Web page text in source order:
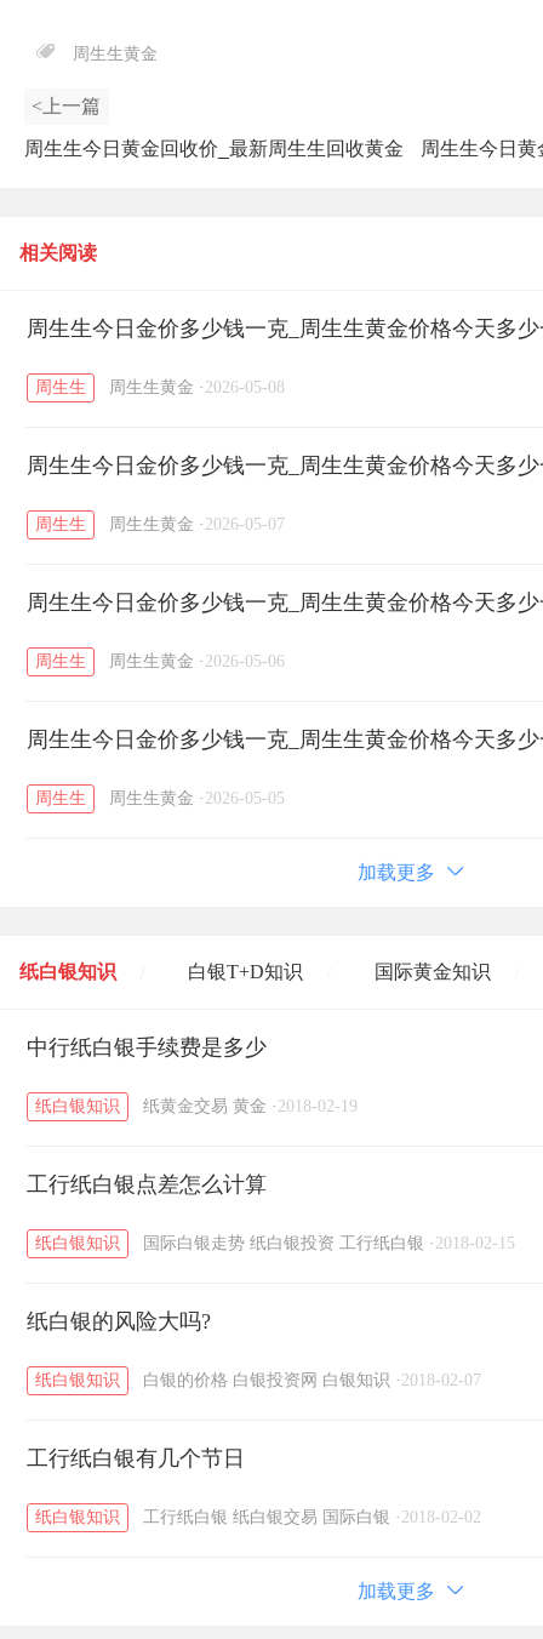
周生生黄金
<上一篇
周生生今日黄金回收价_最新周生生回收黄金 周生生今日
相关阅读
周生生今日金价多少钱一克_周生生黄金价格今天多
周生生 周生生黄金 · 2026-05-08
周生生今日金价多少钱一克_周生生黄金价格今天多
周生生 周生生黄金 · 2026-05-07
周生生今日金价多少钱一克_周生生黄金价格今天多
周生生 周生生黄金 · 2026-05-06
周生生今日金价多少钱一克_周生生黄金价格今天多
周生生 周生生黄金 · 2026-05-05
加载更多
纸白银知识 白银T+D知识 国际黄金知识
黄金T+D知识 / 粤贵银知识
中行纸白银手续费是多少
纸白银知识 纸黄金交易 黄金 · 2018-02-19
工行纸白银点差怎么计算
纸白银知识 国际白银走势 纸白银投资 工行纸白银 · 2018-02-15
纸白银的风险大吗?
纸白银知识 白银的价格 白银投资网 白银知识 · 2018-02-07
工行纸白银有几个节日
纸白银知识 工行纸白银 纸白银交易 国际白银 · 2018-02-02
加载更多